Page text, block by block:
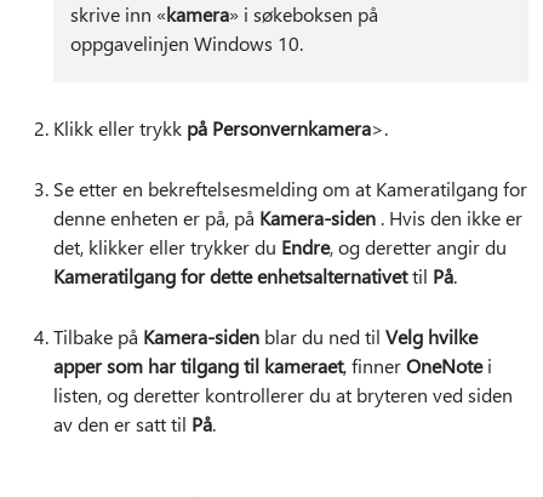
skrive inn «kamera» i søkeboksen på
oppgavelinjen Windows 10.
Klikk eller trykk på Personvernkamera>.
Se etter en bekreftelsesmelding om at Kameratilgang for
denne enheten er på, på Kamera-siden . Hvis den ikke er
det, klikker eller trykker du Endre, og deretter angir du
Kameratilgang for dette enhetsalternativettil På.
Tilbake på Kamera-siden blar du ned til Velg hvilke
apper som har tilgang til kameraet, finnerOneNotei
listen, og deretter kontrollerer du at bryteren ved siden
av den er satt til På.